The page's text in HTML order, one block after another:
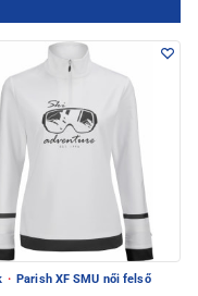
· Parish XF SMU női felső